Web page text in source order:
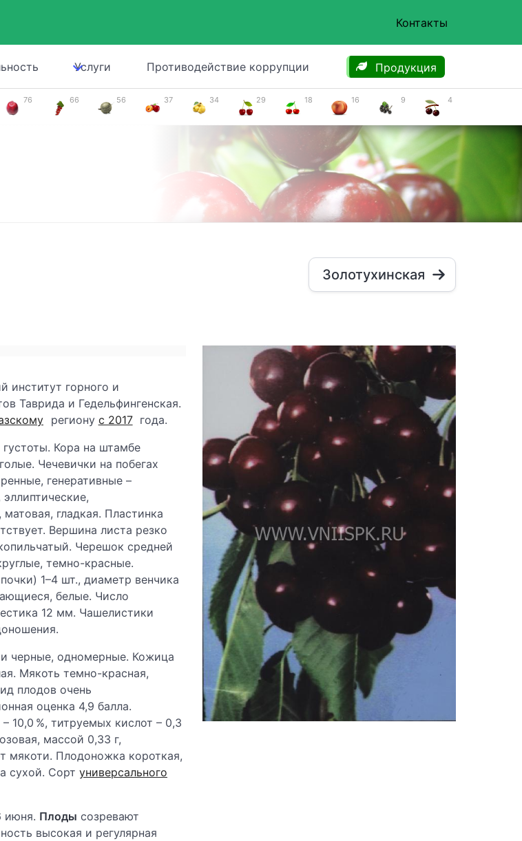
Контакты
Услуги Противодействие коррупции Продукция
76 66 56 37 34 29 18 16 9 4
Золотухинская
институт горного и
Таврида и Гедельфингенская.
региону с 2017 года.
Кора на штамбе
Чечевички на побегах
генеративные –
гладкая. Пластинка
Вершина листа резко
Черешок средней
темно-красные.
1–4 шт., диаметр венчика
белые. Число
12 мм. Чашелистики
черные, одномерные. Кожица
Мякоть темно-красная,
плодов очень
оценка 4,9 балла.
10,0 %, титруемых кислот – 0,3
массой 0,33 г,
мякоти. Плодоножка короткая,
сухой. Сорт универсального
июня. Плоды созревают
высокая и регулярная